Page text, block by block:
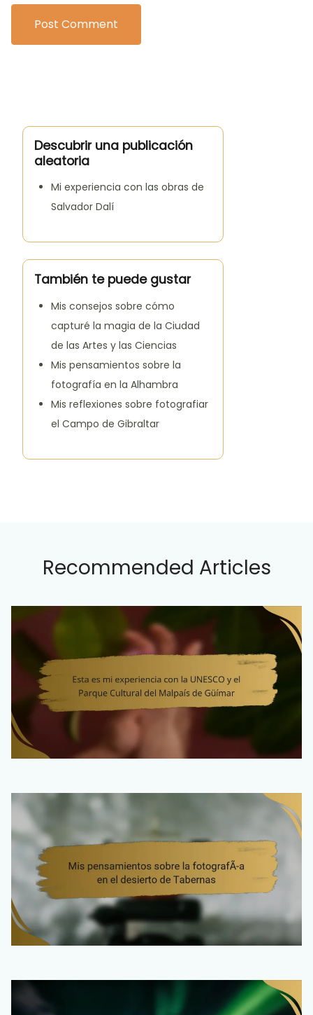
Descubrir una publicación
aleatoria
Mi experiencia con las obras de
Salvador Dalí
También te puede gustar
Mis consejos sobre cómo
capturé la magia de la Ciudad
de las Artes y las Ciencias
Mis pensamientos sobre la
fotografía en la Alhambra
Mis reflexiones sobre fotografiar
el Campo de Gibraltar
Recommended Articles